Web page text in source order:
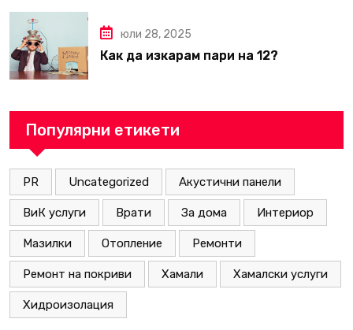
юли 28, 2025
Как да изкарам пари на 12?
Популярни етикети
PR Uncategorized Акустични панели
ВиК услуги Врати За дома Интериор
Мазилки Отопление Ремонти
Ремонт на покриви Хамали Хамалски услуги
Хидроизолация